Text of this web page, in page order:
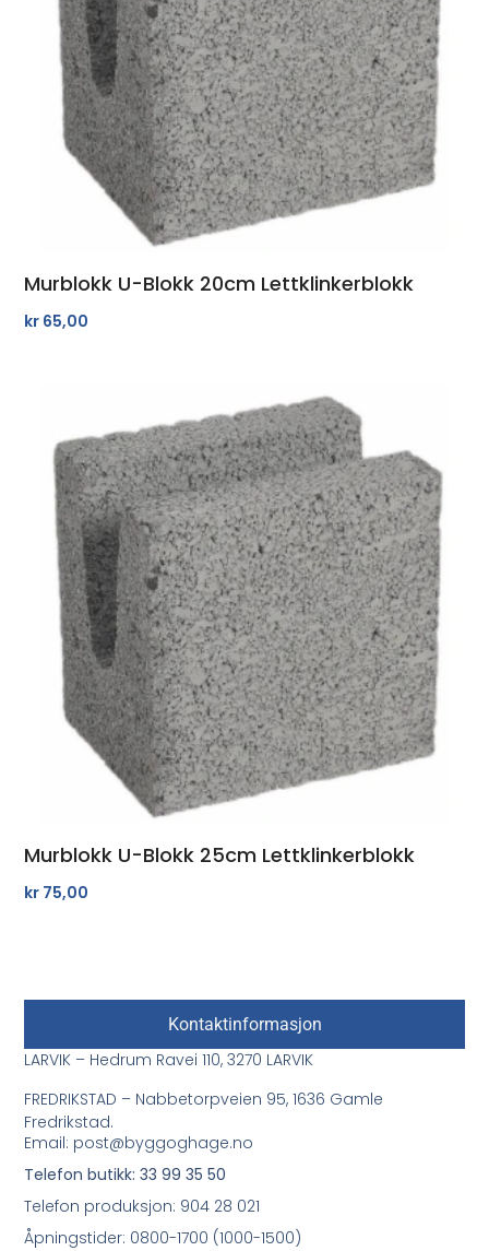
Murblokk U-Blokk 20cm Lettklinkerblokk
kr 65,00
Murblokk U-Blokk 25cm Lettklinkerblokk
kr 75,00
Kontaktinformasjon
LARVIK – Hedrum Ravei 110, 3270 LARVIK
FREDRIKSTAD – Nabbetorpveien 95, 1636 Gamle
Fredrikstad.
Email: post@byggoghage.no
Telefon butikk: 33 99 35 50
Telefon produksjon: 904 28 021
Åpningstider: 0800-1700 (1000-1500)